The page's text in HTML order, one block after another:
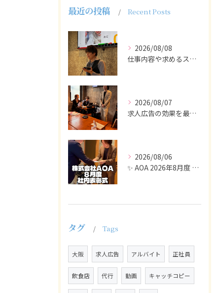
最近の投稿 Recent Posts
2026/08/08
仕事内容や求めるスキルを明確にし、ターゲット層に響くメッセー...
2026/08/07
求人広告の効果を最大化するために最も重要なのは、掲載タイミン...
2026/08/06
✨ AOA 2026年8月度 表彰式レポート ✨
タグ Tags
大阪 求人広告 アルバイト 正社員
飲食店 代行 動画 キャッチコピー